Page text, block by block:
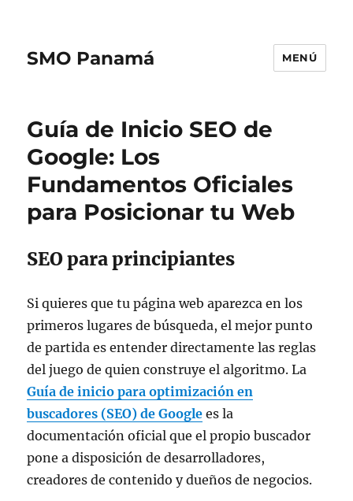
SMO Panamá MENÚ
Guía de Inicio SEO de
Google: Los
Fundamentos Oficiales
para Posicionar tu Web
SEO para principiantes
Si quieres que tu página web aparezca en los
primeros lugares de búsqueda, el mejor punto
de partida es entender directamente las reglas
del juego de quien construye el algoritmo. La
Guía de inicio para optimización en
buscadores (SEO) de Google es la
documentación oficial que el propio buscador
pone a disposición de desarrolladores,
creadores de contenido y dueños de negocios.